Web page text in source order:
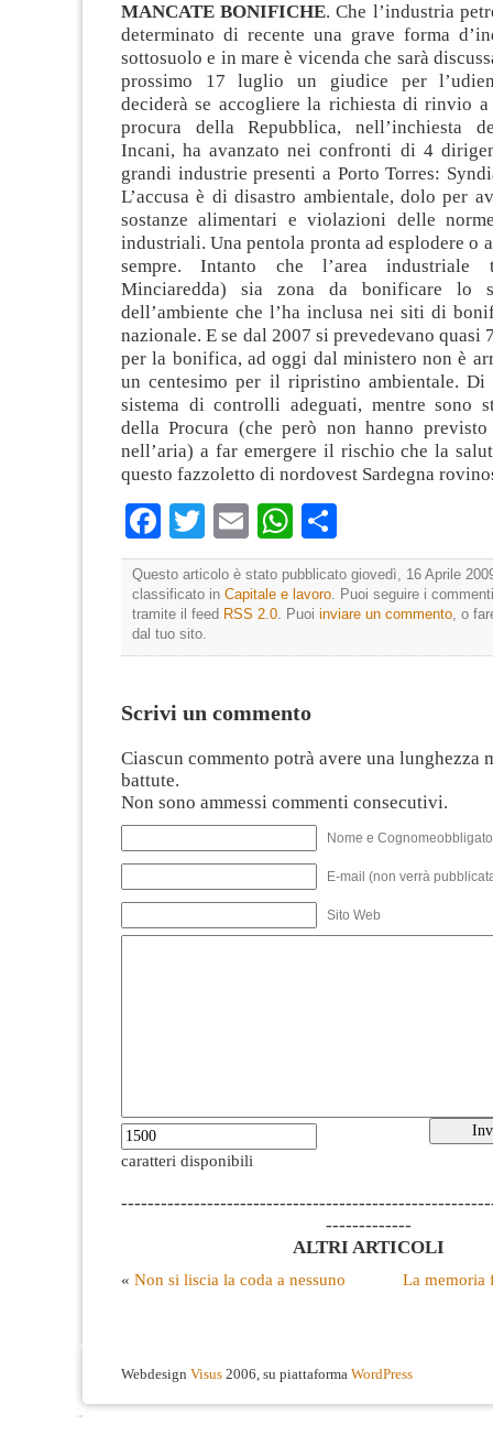
MANCATE BONIFICHE. Che l’industria
determinato di recente una grave forma
sottosuolo e in mare è vicenda che sarà
prossimo 17 luglio un giudice per
deciderà se accogliere la richiesta di rinvio
procura della Repubblica, nell’inchiesta
Incani, ha avanzato nei confronti di 4
grandi industrie presenti a Porto Torres:
L’accusa è di disastro ambientale, dolo per
sostanze alimentari e violazioni delle
industriali. Una pentola pronta ad esplodere o
sempre. Intanto che l’area industriale
Minciaredda) sia zona da bonificare lo
dell’ambiente che l’ha inclusa nei siti di
nazionale. E se dal 2007 si prevedevano
per la bonifica, ad oggi dal ministero non è
un centesimo per il ripristino ambientale. Di
sistema di controlli adeguati, mentre sono
della Procura (che però non hanno previsto
nell’aria) a far emergere il rischio che la
questo fazzoletto di nordovest Sardegna
Facebook
TwitterEmailWhatsApp
Questo articolo è stato pubblicato giovedì, 16 Aprile
classificato in Capitale e lavoro. Puoi seguire i
tramite il feed RSS 2.0. Puoi inviare un commento, o
dal tuo sito.
Scrivi un commento
Ciascun commento potrà avere una lunghezza
battute.
Non sono ammessi commenti consecutivi.
Nome e
E-mail (non verrà
Sito Web
caratteri disponibili
-------------
ALTRI ARTICOLI
« Non si liscia la coda a nessuno La memoria
Webdesign Visus 2006, su piattaforma WordPress